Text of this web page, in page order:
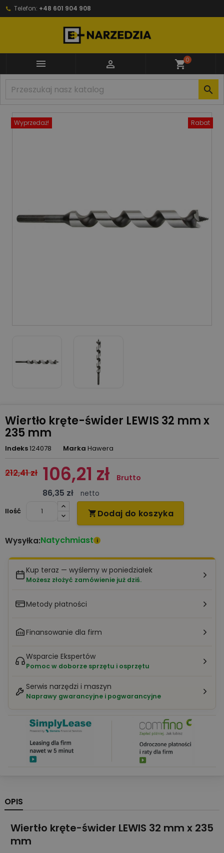
Telefon: +48 601 904 908
  shopping_cart0

Wyprzedaż! Rabat
Wiertło kręte-świder LEWIS 32 mm x
235 mm
Indeks124078 Marka Hawera
212,41 zł 106,21 zł Brutto
86,35 zł
netto
Ilość
 Dodaj do koszyka
Wysyłka:Natychmiast i
Kup teraz — wyślemy w poniedziałek
Możesz złożyć zamówienie już dziś.
Metody płatności
Finansowanie dla firm
Wsparcie Ekspertów
Pomoc w doborze sprzętu i osprzętu
Serwis narzędzi i maszyn
Naprawy gwarancyjne i pogwarancyjne
OPIS
Wiertło kręte-świder LEWIS 32 mm x 235
mm